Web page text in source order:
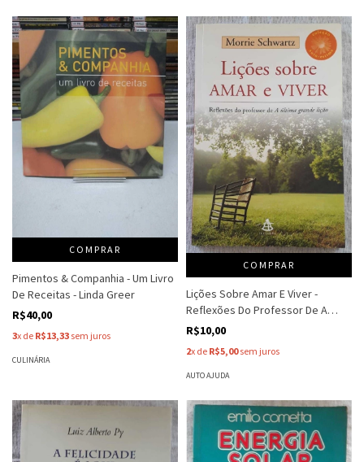
COMPRAR
Pimentos & Companhia - Um Livro
De Receitas - Linda Greer
R$40,00
3x de R$13,33 sem juros
CULINÁRIA
COMPRAR
Lições Sobre Amar E Viver -
Reflexões Do Professor De A
Última Grande - Morrie Schwartz
R$10,00
2x de R$5,00sem juros
AUTO AJUDA